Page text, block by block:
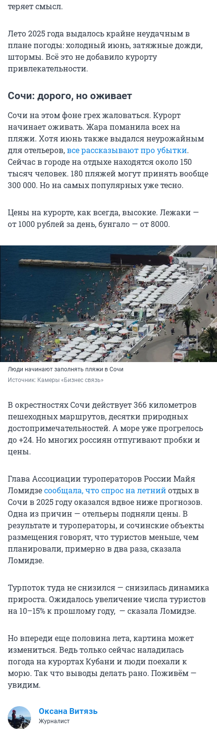
теряет смысл.
Лето 2025 года выдалось крайне неудачным в
плане погоды: холодный июнь, затяжные дожди,
штормы. Всё это не добавило курорту
привлекательности.
Сочи: дорого, но оживает
Сочи на этом фоне грех жаловаться. Курорт
начинает оживать. Жара поманила всех на
пляжи. Хотя июнь также выдался неурожайным
для отельеров,все рассказывают про убытки.
Сейчас в городе на отдыхе находятся около 150
тысяч человек. 180 пляжей могут принять вообще
300 000. Но на самых популярных уже тесно.
Цены на курорте, как всегда, высокие. Лежаки —
от 1000 рублей за день, бунгало — от 8000.
Люди начинают заполнять пляжи в Сочи
Источник: Камеры «Бизнес связь»
В окрестностях Сочи действует 366 километров
пешеходных маршрутов, десятки природных
достопримечательностей. А море уже прогрелось
до +24. Но многих россиян отпугивают пробки и
цены.
Глава Ассоциации туроператоров России Майя
Ломидзесообщала, что спрос на летнийотдых в
Сочи в 2025 году оказался вдвое ниже прогнозов.
Одна из причин — отельеры подняли цены. В
результате и туроператоры, и сочинские объекты
размещения говорят, что туристов меньше, чем
планировали, примерно в два раза, сказала
Ломидзе.
Турпоток туда не снизился — снизилась динамика
прироста. Ожидалось увеличение числа туристов
на 10–15% к прошлому году, — сказала Ломидзе.
Но впереди еще половина лета, картина может
измениться. Ведь только сейчас наладилась
погода на курортах Кубани и люди поехали к
морю. Так что выводы делать рано. Поживём —
увидим.
Оксана Витязь
Журналист